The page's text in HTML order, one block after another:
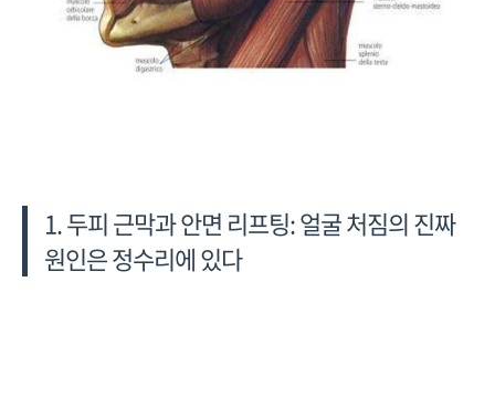
1. 두피 근막과 안면 리프팅: 얼굴 처짐의 진짜
원인은 정수리에 있다